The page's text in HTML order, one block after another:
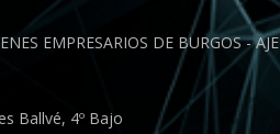
EMPRESARIOS DE BURGOS - AJE
Ballvé, 4º Bajo